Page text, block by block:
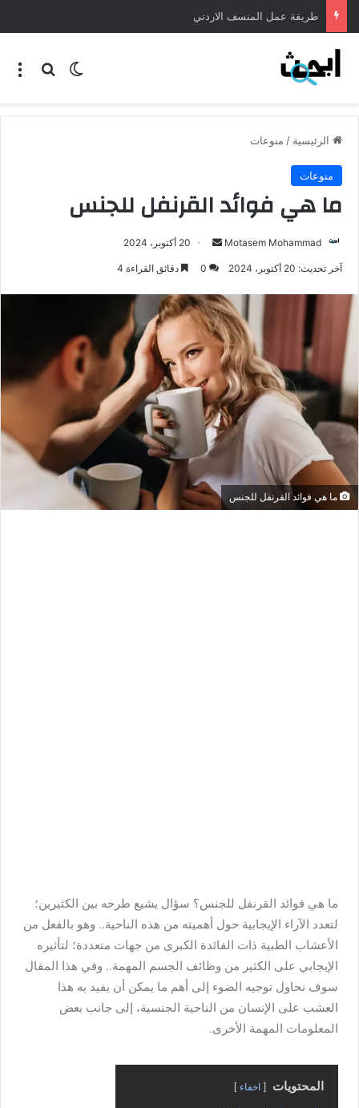
طريقة عمل المنسف الاردني
الرئيسية / منوعات
منوعات
ما هي فوائد القرنفل للجنس
Motasem Mohammad 20 أكتوبر، 2024
آخر تحديث: 20 أكتوبر، 2024 0 دقائق القراءة 4
ما هي فوائد القرنفل للجنس
ما هي فوائد القرنفل للجنس؟ سؤال يشيع طرحه بين الكثيرين؛
لتعدد الآراء الإيجابية حول أهميته من هذه الناحية.. وهو بالفعل من
الأعشاب الطبية ذات الفائدة الكبرى من جهات متعددة؛ لتأثيره
الإيجابي على الكثير من وظائف الجسم المهمة.. وفي هذا المقال
سوف نحاول توجيه الضوء إلى أهم ما يمكن أن يفيد به هذا
العشب على الإنسان من الناحية الجنسية، إلى جانب بعض
المعلومات المهمة الأخرى.
المحتويات اخفاء